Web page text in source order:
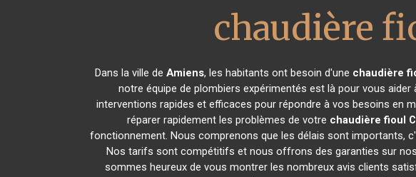
chaudière
Dans la ville de Amiens, les habitants ont besoin d'une chaudière
notre équipe de plombiers expérimentés est là pour vous aider
interventions rapides et efficaces pour répondre à vos besoins en
réparer rapidement les problèmes de votre chaudière fioul
fonctionnement. Nous comprenons que les délais sont importants,
Nos tarifs sont compétitifs et nous offrons des garanties sur
sommes heureux de vous montrer les nombreux avis clients